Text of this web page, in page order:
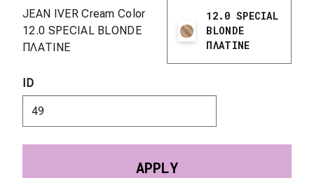
JEAN IVER Cream Color
12.0 SPECIAL BLONDE
ΠΛΑΤΙΝΕ
12.0 SPECIAL
BLONDE
ΠΛΑΤΙΝΕ
ID